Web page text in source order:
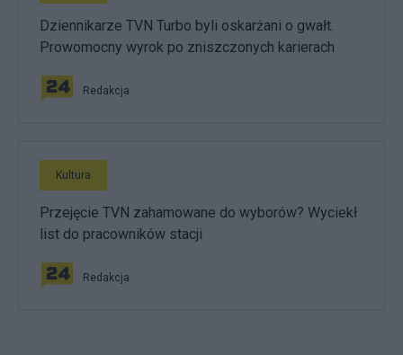
Dziennikarze TVN Turbo byli oskarżani o gwałt.
Prowomocny wyrok po zniszczonych karierach
Redakcja
Kultura
Przejęcie TVN zahamowane do wyborów? Wyciekł
list do pracowników stacji
Redakcja